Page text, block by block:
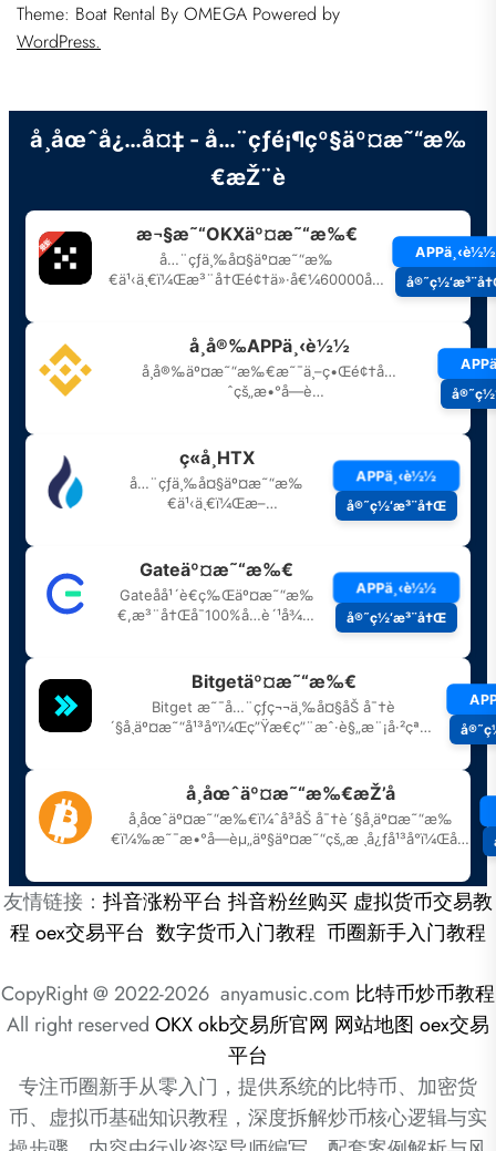
Theme: Boat Rental By OMEGA Powered by
WordPress.
友情链接： 抖音涨粉平台 抖音粉丝购买虚拟货币交易教
程oex交易平台 数字货币入门教程 币圈新手入门教程
CopyRight @ 2022-2026 anyamusic.com 比特币炒币教程
All right reserved OKXokb交易所官网 网站地图 oex交易
平台
专注币圈新手从零入门，提供系统的比特币、加密货
币、虚拟币基础知识教程，深度拆解炒币核心逻辑与实